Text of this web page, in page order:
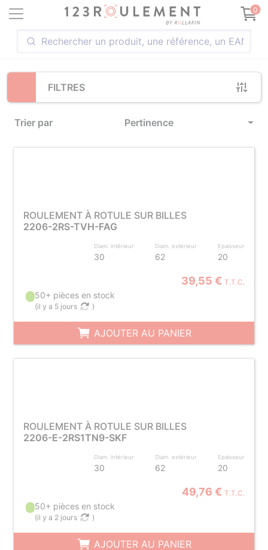
0
FILTRES
Trier par Pertinence
Loading...
ROULEMENT À ROTULE SUR BILLES
2206-2RS-TVH-FAG
Diam. intérieur
30
Diam. extérieur
62
Epaisseur
20
39,55 € T.T.C.
50+ pièces en stock
(il y a 5 jours )
AJOUTER AU PANIER
ROULEMENT À ROTULE SUR BILLES
2206-E-2RS1TN9-SKF
Diam. intérieur
30
Diam. extérieur
62
Epaisseur
20
49,76 € T.T.C.
50+ pièces en stock
(il y a 2 jours )
AJOUTER AU PANIER